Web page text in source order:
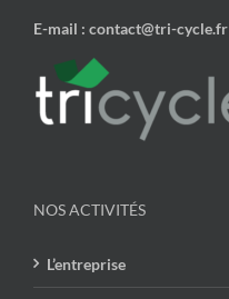
E-mail : contact@tri-cycle.fr
NOS ACTIVITÉS
L’entreprise